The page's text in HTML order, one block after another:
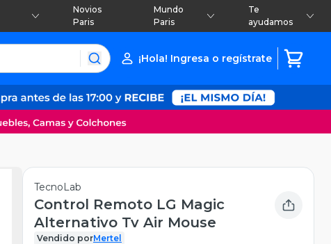
Novios
Paris
Mundo
Paris
Te
ayudamos
¡Hola! Ingresa o regístrate
TecnoLab
Control Remoto LG Magic
Alternativo Tv Air Mouse
Vendido porMertel